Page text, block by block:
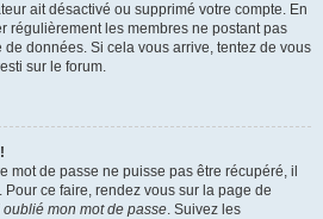
ait désactivé ou supprimé votre compte. En
régulièrement les membres ne postant pas
données. Si cela vous arrive, tentez de vous
sur le forum.
mot de passe ne puisse pas être récupéré, il
ce faire, rendez vous sur la page de
oublié mon mot de passe. Suivez les